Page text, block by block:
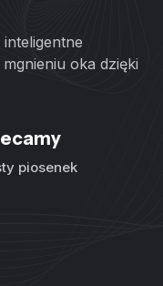
oka dzięki
piosenek